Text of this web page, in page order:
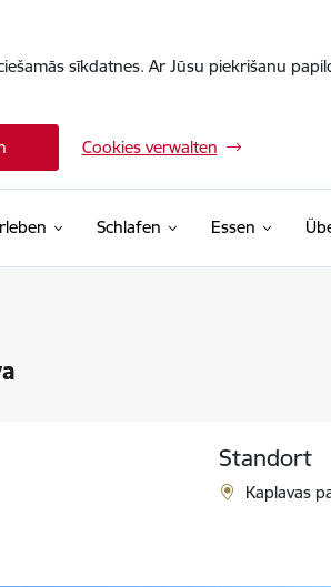
sīkdatnes. Ar Jūsu piekrišanu
Cookies verwalten
Schlafen Essen
Standort
Kaplavas